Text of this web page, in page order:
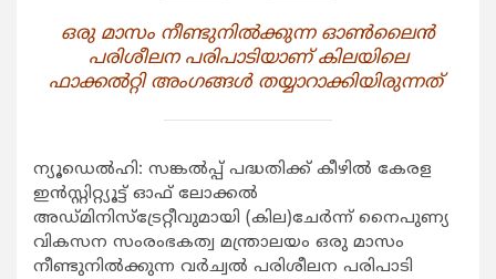
ഒരു മാസം നീണ്ടുനിൽക്കുന്ന ഓൺലൈൻ
പരിശീലന പരിപാടിയാണ് കിലയിലെ
ഫാക്കൽറ്റി അംഗങ്ങൾ തയ്യാറാക്കിയിരുന്നത്
ന്യൂഡെൽഹി: സങ്കൽപ്പ് പദ്ധതിക്ക് കീഴിൽ കേരള
ഇൻസ്റ്റിറ്റ്യൂട്ട് ഓഫ് ലോക്കൽ
അഡ്മിനിസ്ട്രേറ്റീവുമായി (കില)ചേർന്ന് നൈപുണ്യ
വികസന സംരംഭകത്വ മന്ത്രാലയം ഒരു മാസം
നീണ്ടുനിൽക്കുന്ന വർച്വൽ പരിശീലന പരിപാടി